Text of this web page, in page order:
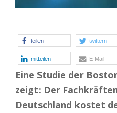
teilen twittern
mitteilen E-Mail
Eine Studie der
zeigt: Der
Deutschland kostet